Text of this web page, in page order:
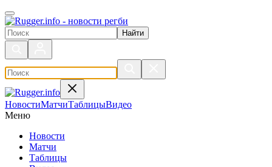
Поиск по сайту
НовостиМатчиТаблицыВидео
Меню
Новости
Матчи
Таблицы